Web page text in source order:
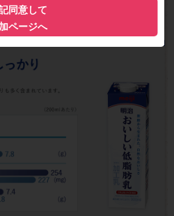
記同意して
ページへ